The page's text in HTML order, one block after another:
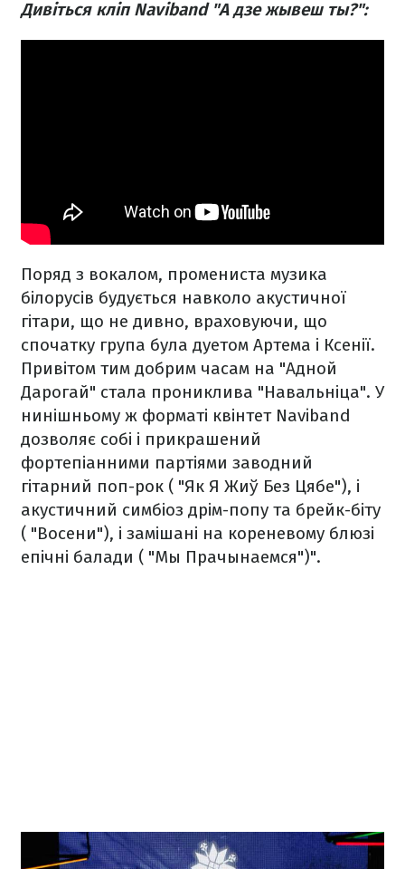
Дивіться кліп Naviband "А дзе жывеш ты?":
Поряд з вокалом, промениста музика
білорусів будується навколо акустичної
гітари, що не дивно, враховуючи, що
спочатку група була дуетом Артема і Ксенії.
Привітом тим добрим часам на "Адной
Дарогай" стала прониклива "Навальніца". У
нинішньому ж форматі квінтет Naviband
дозволяє собі і прикрашений
фортепіанними партіями заводний
гітарний поп-рок ( "Як Я Жиў Без Цябе"), і
акустичний симбіоз дрім-попу та брейк-біту
( "Восени"), і замішані на кореневому блюзі
епічні балади ( "Мы Прачынаемся")".